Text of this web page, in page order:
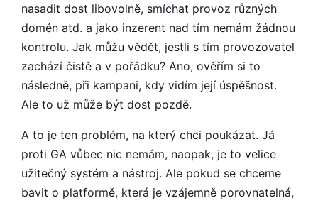
nasadit dost libovolně, smíchat provoz různých
domén atd. a jako inzerent nad tím nemám žádnou
kontrolu. Jak můžu vědět, jestli s tím provozovatel
zachází čistě a v pořádku? Ano, ověřím si to
následně, při kampani, kdy vidím její úspěšnost.
Ale to už může být dost pozdě.
A to je ten problém, na který chci poukázat. Já
proti GA vůbec nic nemám, naopak, je to velice
užitečný systém a nástroj. Ale pokud se chceme
bavit o platformě, která je vzájemně porovnatelná,